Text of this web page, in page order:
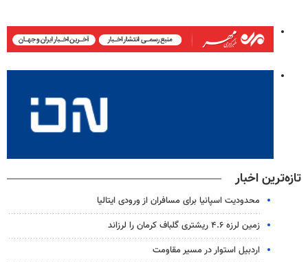
تازه‌ترین اخبار
محدودیت اسپانیا برای مسافران از ورودی ایتالیا
زمین لرزه ۴.۶ ریشتری گلباف کرمان را لرزاند
اردبیل استوار در مسیر مقاومت